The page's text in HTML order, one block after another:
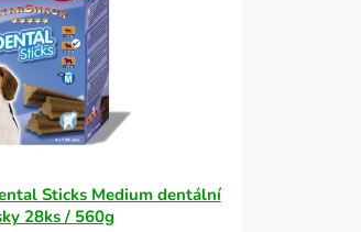
Sticks Medium dentální
28ks / 560g